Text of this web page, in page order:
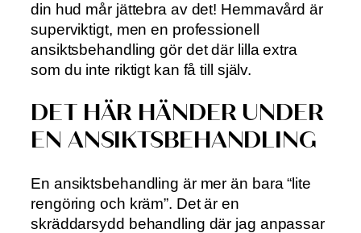
din hud mår jättebra av det! Hemmavård är
superviktigt, men en professionell
ansiktsbehandling gör det där lilla extra
som du inte riktigt kan få till själv.
DET HÄR HÄNDER UNDER
EN ANSIKTSBEHANDLING
En ansiktsbehandling är mer än bara “lite
rengöring och kräm”. Det är en
skräddarsydd behandling där jag anpassar